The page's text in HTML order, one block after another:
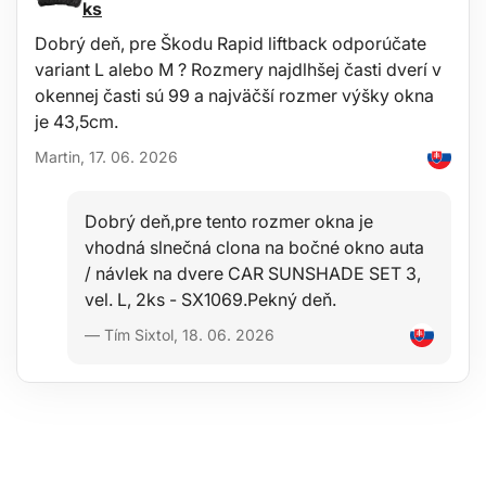
Vaňa je ľahko umývateľná, prispôsobená pre štandardnú údržbu
pomocou bežných čistiacich prostriedkov (napr. Umývanie
vlažnou vodou s neagresívnym neabrazívnym saponátom a pod.).
hadicou.
Kvalita materiálu umožňuje použitie vane v širokom rozsahu
teplôt od -60 ° C do + 80 ° C a tiež značnú odolnosť voči starnutiu
ks
Dobrý deň, pre Škodu Rapid liftback odporúčate
variant L alebo M ? Rozmery najdlhšej časti dverí v
okennej časti sú 99 a najväčší rozmer výšky okna
je 43,5cm.
Martin, 17. 06. 2026
Dobrý deň,pre tento rozmer okna je
vhodná slnečná clona na bočné okno auta
/ návlek na dvere CAR SUNSHADE SET 3,
vel. L, 2ks - SX1069.Pekný deň.
— Tím Sixtol, 18. 06. 2026